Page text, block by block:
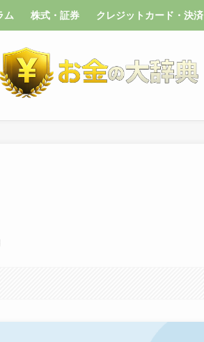
ム 株式・証券 クレジットカード・決済